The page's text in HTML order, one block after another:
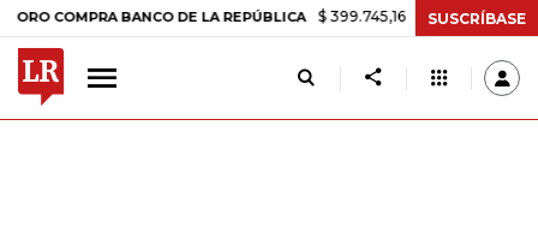
COMPRA BANCO DE LA REPÚBLICA $ 399.745,16 +$ 2.295,71 +0,58%
SUSCRÍBASE